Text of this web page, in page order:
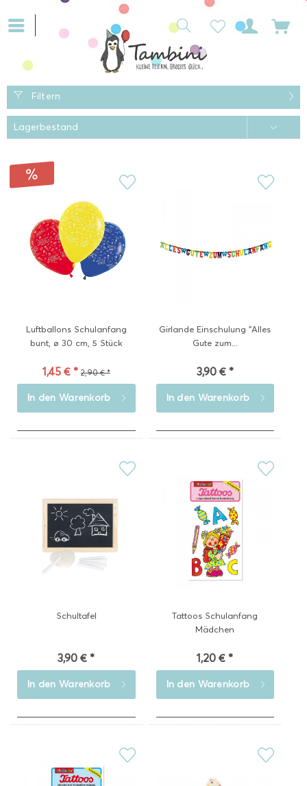
Filtern
Luftballons Schulanfang
bunt, ø 30 cm, 5 Stück
1,45 € * 2,90 € *
In den Warenkorb
Girlande Einschulung "Alles
Gute zum...
3,90 € *
In den Warenkorb
Schultafel
3,90 € *
In den Warenkorb
Tattoos Schulanfang
Mädchen
1,20 € *
In den Warenkorb